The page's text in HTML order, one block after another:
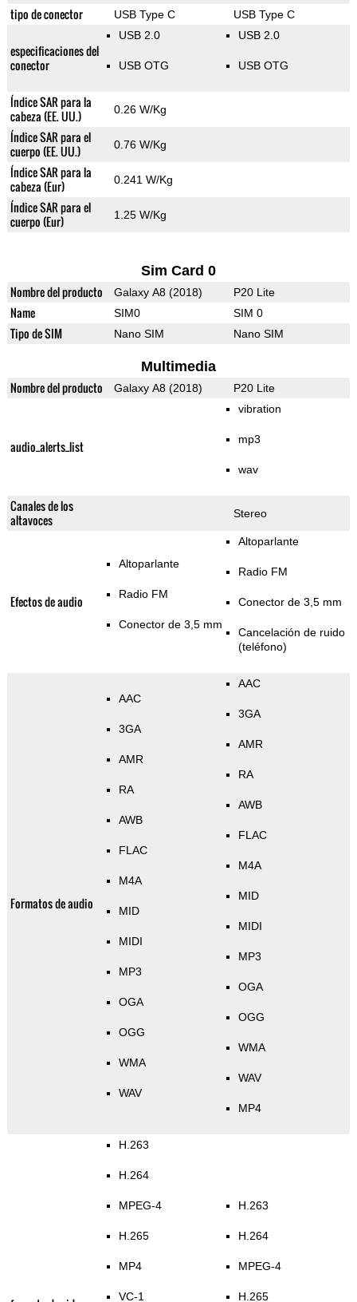
tipo de conector USB Type C USB Type C
especificaciones del
conector
USB 2.0
USB OTG
USB 2.0
USB OTG
Índice SAR para la
cabeza (EE. UU.)
0.26 W/Kg
Índice SAR para el
cuerpo (EE. UU.)
0.76 W/Kg
Índice SAR para la
cabeza (Eur)
0.241 W/Kg
Índice SAR para el
cuerpo (Eur)
1.25 W/Kg
Sim Card 0
Nombre del producto Galaxy A8 (2018) P20 Lite
Name SIM0 SIM 0
Tipo de SIM Nano SIM Nano SIM
Multimedia
Nombre del producto Galaxy A8 (2018) P20 Lite
audio_alerts_list
vibration
mp3
wav
Canales de los
altavoces
Stereo
Efectos de audio
Altoparlante
Radio FM
Conector de 3,5 mm
Altoparlante
Radio FM
Conector de 3,5 mm
Cancelación de ruido
(teléfono)
Formatos de audio
AAC
3GA
AMR
RA
AWB
FLAC
M4A
MID
MIDI
MP3
OGA
OGG
WMA
WAV
AAC
3GA
AMR
RA
AWB
FLAC
M4A
MID
MIDI
MP3
OGA
OGG
WMA
WAV
MP4
H.263
H.264
MPEG-4
H.265
MP4
VC-1
H.263
H.264
MPEG-4
H.265